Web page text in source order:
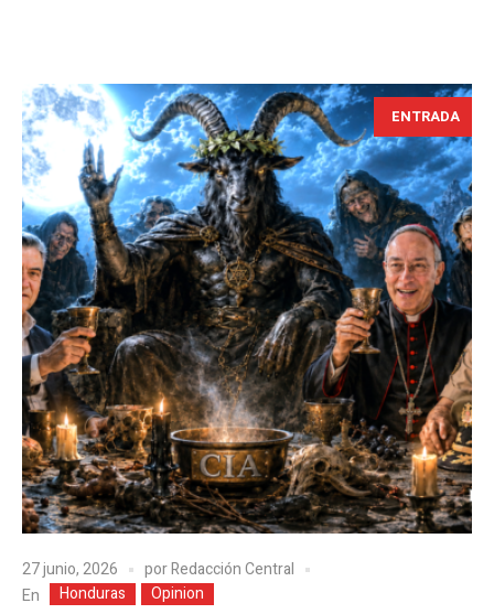
ENTRADA
27 junio, 2026 porRedacción Central
En
Honduras Opinion